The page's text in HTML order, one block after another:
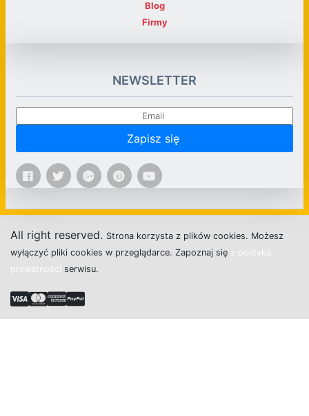
Blog
Firmy
NEWSLETTER
Zapisz się
All right reserved. Strona korzysta z plików cookies. Możesz
wyłączyć pliki cookies w przeglądarce. Zapoznaj się z polityką
prywatności serwisu.